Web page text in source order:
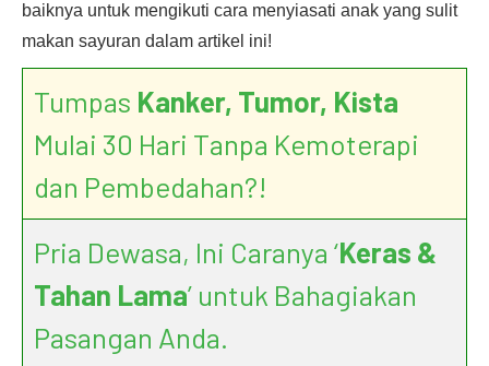
baiknya untuk mengikuti cara menyiasati anak yang sulit
makan sayuran dalam artikel ini!
Tumpas Kanker, Tumor, Kista
Mulai 30 Hari Tanpa Kemoterapi
dan Pembedahan?!
Pria Dewasa, Ini Caranya ‘Keras &
Tahan Lama’ untuk Bahagiakan
Pasangan Anda.